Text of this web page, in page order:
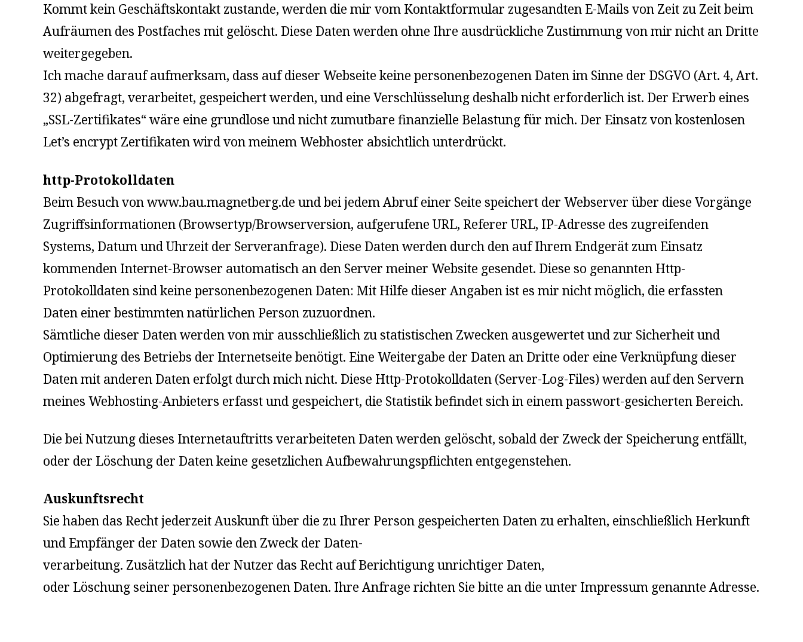
Kommt kein Geschäftskontakt zustande, werden die mir vom Kontaktformular zugesandten E-Mails von Zeit zu Zeit beim
Aufräumen des Postfaches mit gelöscht. Diese Daten werden ohne Ihre ausdrückliche Zustimmung von mir nicht an Dritte
weitergegeben.
Ich mache darauf aufmerksam, dass auf dieser Webseite keine personenbezogenen Daten im Sinne der DSGVO (Art. 4, Art.
32) abgefragt, verarbeitet, gespeichert werden, und eine Verschlüsselung deshalb nicht erforderlich ist. Der Erwerb eines
„SSL-Zertifikates“ wäre eine grundlose und nicht zumutbare finanzielle Belastung für mich. Der Einsatz von kostenlosen
Let’s encrypt Zertifikaten wird von meinem Webhoster absichtlich unterdrückt.
http-Protokolldaten
Beim Besuch von www.bau.magnetberg.de und bei jedem Abruf einer Seite speichert der Webserver über diese Vorgänge
Zugriffsinformationen (Browsertyp/Browserversion, aufgerufene URL, Referer URL, IP-Adresse des zugreifenden
Systems, Datum und Uhrzeit der Serveranfrage). Diese Daten werden durch den auf Ihrem Endgerät zum Einsatz
kommenden Internet-Browser automatisch an den Server meiner Website gesendet. Diese so genannten Http-
Protokolldaten sind keine personenbezogenen Daten: Mit Hilfe dieser Angaben ist es mir nicht möglich, die erfassten
Daten einer bestimmten natürlichen Person zuzuordnen.
Sämtliche dieser Daten werden von mir ausschließlich zu statistischen Zwecken ausgewertet und zur Sicherheit und
Optimierung des Betriebs der Internetseite benötigt. Eine Weitergabe der Daten an Dritte oder eine Verknüpfung dieser
Daten mit anderen Daten erfolgt durch mich nicht. Diese Http-Protokolldaten (Server-Log-Files) werden auf den Servern
meines Webhosting-Anbieters erfasst und gespeichert, die Statistik befindet sich in einem passwort-gesicherten Bereich.
Die bei Nutzung dieses Internetauftritts verarbeiteten Daten werden gelöscht, sobald der Zweck der Speicherung entfällt,
oder der Löschung der Daten keine gesetzlichen Aufbewahrungspflichten entgegenstehen.
Auskunftsrecht
Sie haben das Recht jederzeit Auskunft über die zu Ihrer Person gespeicherten Daten zu erhalten, einschließlich Herkunft
und Empfänger der Daten sowie den Zweck der Daten-
verarbeitung. Zusätzlich hat der Nutzer das Recht auf Berichtigung unrichtiger Daten,
oder Löschung seiner personenbezogenen Daten. Ihre Anfrage richten Sie bitte an die unter Impressum genannte Adresse.